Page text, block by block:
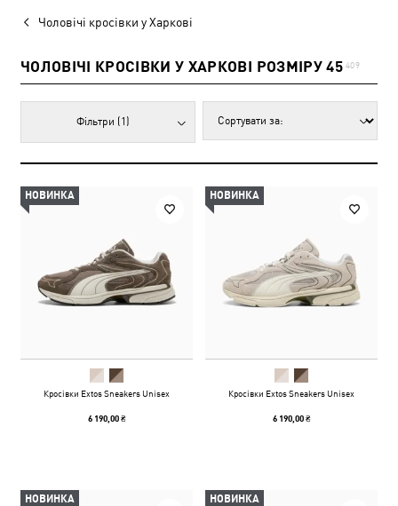
Чоловічі кросівки у Харкові
ЧОЛОВІЧІ КРОСІВКИ У ХАРКОВІ РОЗМІРУ 45 409
Фільтри (1)
НОВИНКА
Кросівки Extos Sneakers Unisex
6 190,00 ₴
НОВИНКА
Кросівки Extos Sneakers Unisex
6 190,00 ₴
НОВИНКА НОВИНКА